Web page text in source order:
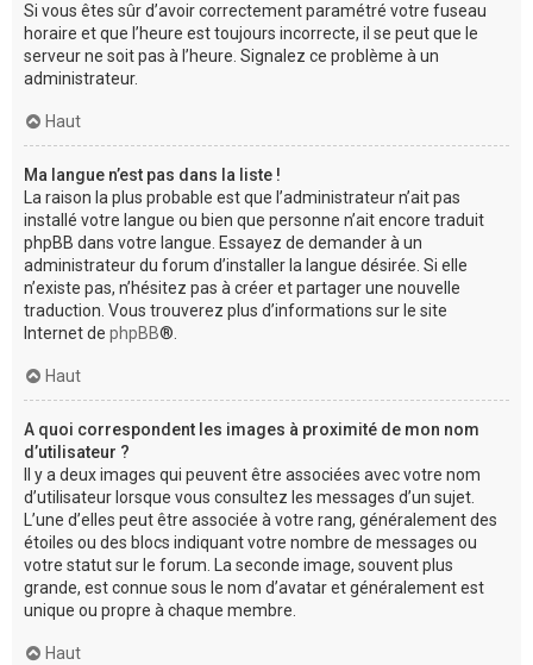
Si vous êtes sûr d’avoir correctement paramétré votre fuseau
horaire et que l’heure est toujours incorrecte, il se peut que le
serveur ne soit pas à l’heure. Signalez ce problème à un
administrateur.
Haut
Ma langue n’est pas dans la liste !
La raison la plus probable est que l’administrateur n’ait pas
installé votre langue ou bien que personne n’ait encore traduit
phpBB dans votre langue. Essayez de demander à un
administrateur du forum d’installer la langue désirée. Si elle
n’existe pas, n’hésitez pas à créer et partager une nouvelle
traduction. Vous trouverez plus d’informations sur le site
Internet de phpBB®.
Haut
A quoi correspondent les images à proximité de mon nom
d’utilisateur ?
Il y a deux images qui peuvent être associées avec votre nom
d’utilisateur lorsque vous consultez les messages d’un sujet.
L’une d’elles peut être associée à votre rang, généralement des
étoiles ou des blocs indiquant votre nombre de messages ou
votre statut sur le forum. La seconde image, souvent plus
grande, est connue sous le nom d’avatar et généralement est
unique ou propre à chaque membre.
Haut